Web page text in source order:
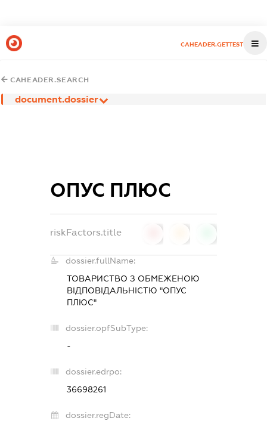
CAHEADER.GETTEST
CAHEADER.SEARCH
document.dossier
ОПУС ПЛЮС
riskFactors.title
dossier.fullName:
ТОВАРИСТВО З ОБМЕЖЕНОЮ
ВІДПОВІДАЛЬНІСТЮ "ОПУС
ПЛЮС"
dossier.opfSubType:
-
dossier.edrpo:
36698261
dossier.regDate: